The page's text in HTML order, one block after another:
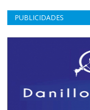
PUBLICIDADES